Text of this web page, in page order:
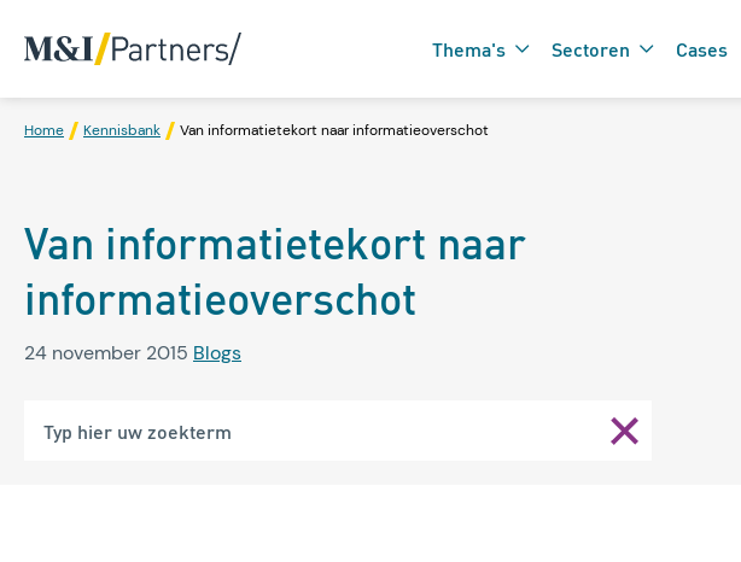
Thema's Sectoren Cases
Home Kennisbank Van informatietekort naar informatieoverschot
Van informatietekort naar
informatieoverschot
24 november 2015 Blogs